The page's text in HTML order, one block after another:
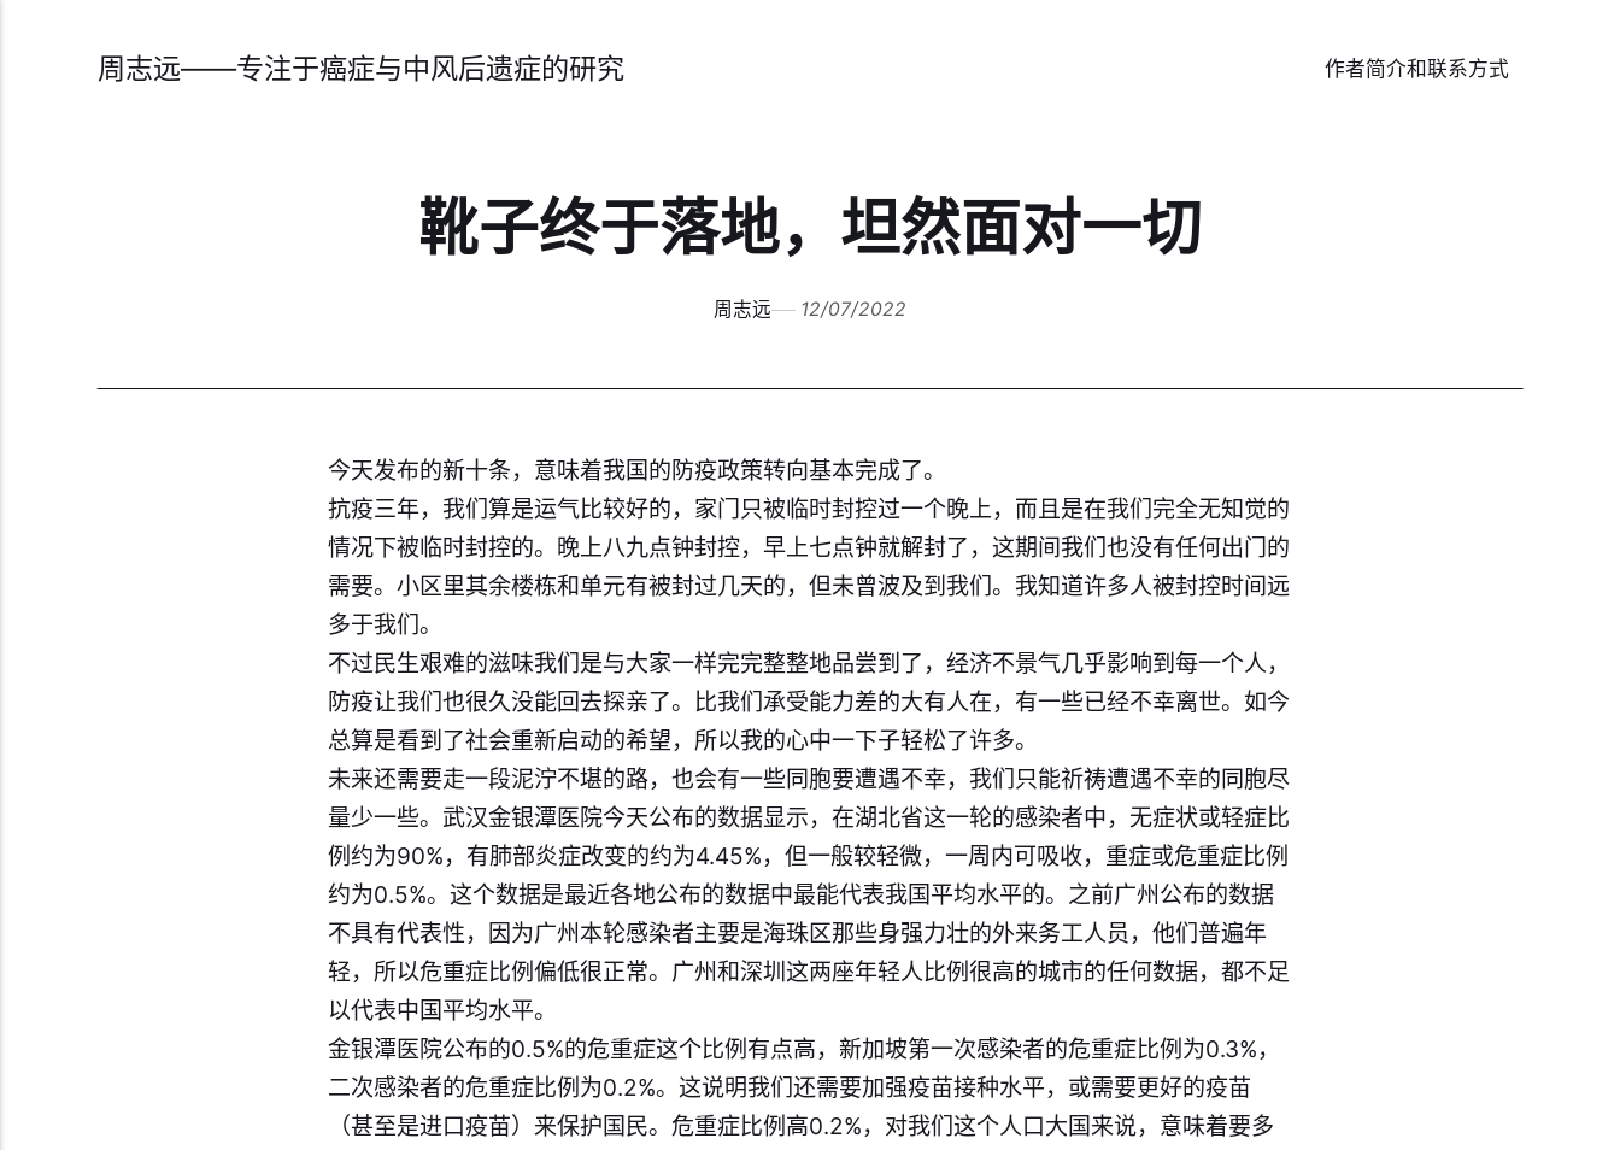
周志远——专注于癌症与中风后遗症的研究 作者简介和联系方式
靴子终于落地，坦然面对一切
周志远 12/07/2022
今天发布的新十条，意味着我国的防疫政策转向基本完成了。
抗疫三年，我们算是运气比较好的，家门只被临时封控过一个晚上，而且是在我们完全无知觉的
情况下被临时封控的。晚上八九点钟封控，早上七点钟就解封了，这期间我们也没有任何出门的
需要。小区里其余楼栋和单元有被封过几天的，但未曾波及到我们。我知道许多人被封控时间远
多于我们。
不过民生艰难的滋味我们是与大家一样完完整整地品尝到了，经济不景气几乎影响到每一个人，
防疫让我们也很久没能回去探亲了。比我们承受能力差的大有人在，有一些已经不幸离世。如今
总算是看到了社会重新启动的希望，所以我的心中一下子轻松了许多。
未来还需要走一段泥泞不堪的路，也会有一些同胞要遭遇不幸，我们只能祈祷遭遇不幸的同胞尽
量少一些。武汉金银潭医院今天公布的数据显示，在湖北省这一轮的感染者中，无症状或轻症比
例约为90%，有肺部炎症改变的约为4.45%，但一般较轻微，一周内可吸收，重症或危重症比例
约为0.5%。这个数据是最近各地公布的数据中最能代表我国平均水平的。之前广州公布的数据
不具有代表性，因为广州本轮感染者主要是海珠区那些身强力壮的外来务工人员，他们普遍年
轻，所以危重症比例偏低很正常。广州和深圳这两座年轻人比例很高的城市的任何数据，都不足
以代表中国平均水平。
金银潭医院公布的0.5%的危重症这个比例有点高，新加坡第一次感染者的危重症比例为0.3%，
二次感染者的危重症比例为0.2%。这说明我们还需要加强疫苗接种水平，或需要更好的疫苗
（甚至是进口疫苗）来保护国民。危重症比例高0.2%，对我们这个人口大国来说，意味着要多